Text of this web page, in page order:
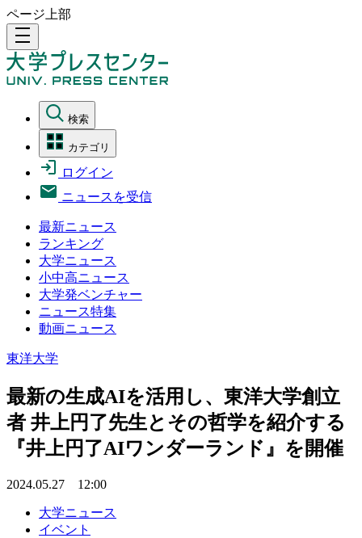
ページ上部
density_medium
検索
カテゴリ
ログイン
ニュースを受信
最新ニュース
ランキング
大学ニュース
小中高ニュース
大学発ベンチャー
ニュース特集
動画ニュース
東洋大学
最新の生成AIを活用し、東洋大学創立
者 井上円了先生とその哲学を紹介する
『井上円了AIワンダーランド』を開催
2024.05.27 12:00
大学ニュース
イベント